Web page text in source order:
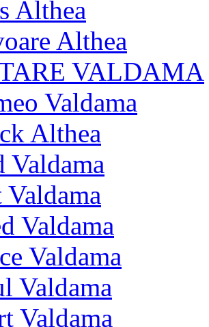
Althea
Althea
VALDAMA
Valdama
Althea
Valdama
Valdama
Valdama
Valdama
Valdama
Valdama